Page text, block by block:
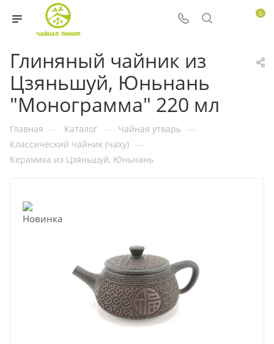
0
Глиняный чайник из
Цзяньшуй, Юньнань
"Монограмма" 220 мл
Главная — Каталог — Чайная утварь —
Классический чайник (чаху) —
Керамика из Цзяньшуй, Юньнань